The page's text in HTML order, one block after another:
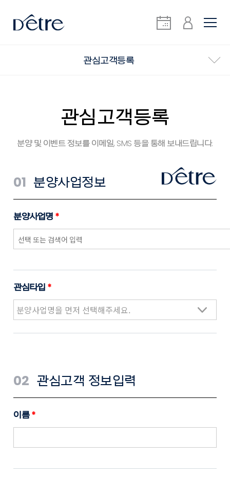
관심고객등록
관심고객등록
분양 및 이벤트 정보를 이메일, SMS 등을 통해 보내드립니다.
01 분양사업정보
분양사업명 *
관심타입 *
02 관심고객 정보입력
이름*